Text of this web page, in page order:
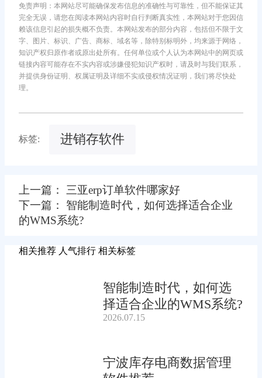
免责声明：本网站尽可能确保发布信息的准确性与可靠性，但不能保证其
完全无误，请您在阅读本网站内容时自行判断真实性，本网站对于您因信
赖该信息引起的损失概不负责。本网站发布的部分内容，包括但不限于文
字、图片、标识、广告、商标、域名等，除特别标明外，均来源于网络，
知识产权归原作者或原出处所有。任何单位或个人认为本网站中的网页或
链接内容可能存在不实内容或涉嫌侵犯知识产权时，请及时与我们联系，
并提供身份证明、权属证明及详细不实或侵权情况证明，我们将尽快处
理。
标签: 进销存软件
上一篇： 三亚erp订单软件哪家好
下一篇： 智能制造时代，如何选择适合企业
的WMS系统?
相关推荐 人气排行 相关标签
智能制造时代，如何选
择适合企业的WMS系统?
2026.07.15
宁波库存电商数据管理